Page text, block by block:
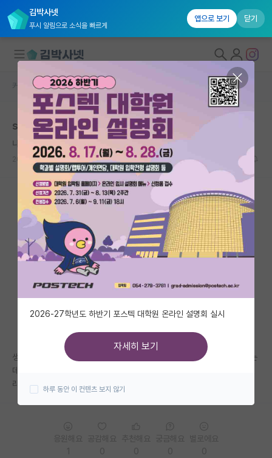
김박사넷
푸시 알림으로 소식을 빠르게
앱으로 보기 닫기
대학원생 모집
국내대학원 정보
연구실&오픈랩
커뮤니티
커뮤니티 홈
전체글보기
베스트 게시판
IF 명예의전당
자유 게시판(아무개랩)
미국 유학 게시판
미국 대학원 합격 후기 게시판
대학원 합격 후기 게시판
커뮤니티 홈 자유 게시판(아무개랩)
spk 자율주행 랩실 찾아보는 중인데
나른한 프리모 레비
2023.11.22 0 1281
생각보다 실차 기반으로 연구하는 곳들이 별로 없네요.. SDV에도 관심있는
데 혹시 관련 분야 선배님들 중 추천해주실 랩실 있을까요..? 학부 2학년이
라 질문이 미숙한 점 양해바랍니다. 감사합니다.
2026-27학년도 하반기 포스텍 대학원 온라인 설명회 실시
자세히 보기
하루 동안 이 컨텐츠 보지 않기